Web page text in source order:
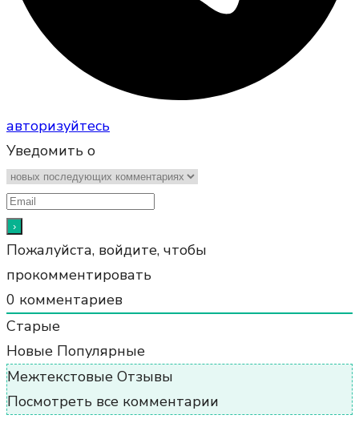
авторизуйтесь
Уведомить о
Пожалуйста, войдите, чтобы
прокомментировать
0 комментариев
Старые
Новые Популярные
Межтекстовые Отзывы
Посмотреть все комментарии